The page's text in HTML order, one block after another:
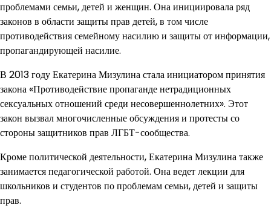
проблемами семьи, детей и женщин. Она инициировала ряд
законов в области защиты прав детей, в том числе
противодействия семейному насилию и защиты от информации,
пропагандирующей насилие.
В 2013 году Екатерина Мизулина стала инициатором принятия
закона «Противодействие пропаганде нетрадиционных
сексуальных отношений среди несовершеннолетних». Этот
закон вызвал многочисленные обсуждения и протесты со
стороны защитников прав ЛГБТ-сообщества.
Кроме политической деятельности, Екатерина Мизулина также
занимается педагогической работой. Она ведет лекции для
школьников и студентов по проблемам семьи, детей и защиты
прав.